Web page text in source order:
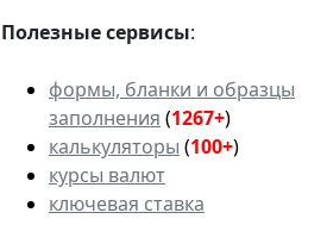
Полезные сервисы:
формы, бланки и образцы
заполнения (1267+)
калькуляторы (100+)
курсы валют
ключевая ставка